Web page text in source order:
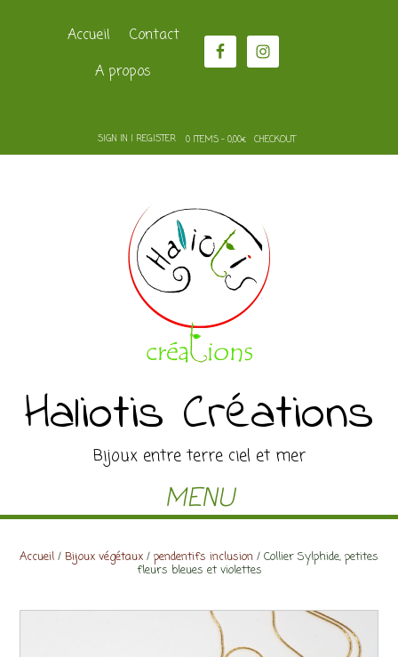
Accueil
Contact
A propos
SIGN IN | REGISTER 0 ITEMS - 0,00€ CHECKOUT
Haliotis Créations
Bijoux entre terre ciel et mer
MENU
Accueil / Bijoux végétaux / pendentifs inclusion / Collier Sylphide, petites
fleurs bleues et violettes